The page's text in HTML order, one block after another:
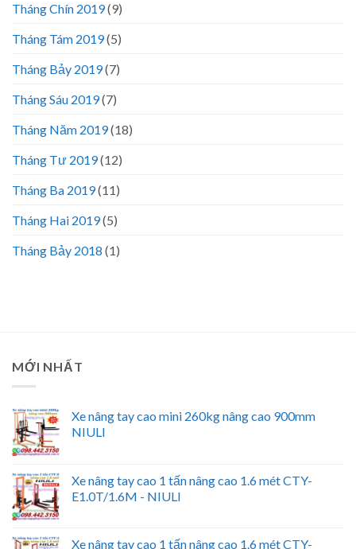
Tháng Chín 2019(9)
Tháng Tám 2019(5)
Tháng Bảy 2019(7)
Tháng Sáu 2019(7)
Tháng Năm 2019(18)
Tháng Tư 2019(12)
Tháng Ba 2019(11)
Tháng Hai 2019(5)
Tháng Bảy 2018 (1)
MỚI NHẤT
Xe nâng tay cao mini 260kg nâng cao 900mm
NIULI
Xe nâng tay cao 1 tấn nâng cao 1.6 mét CTY-
E1.0T/1.6M - NIULI
Xe nâng tay cao 1 tấn nâng cao 1.6 mét CTY-